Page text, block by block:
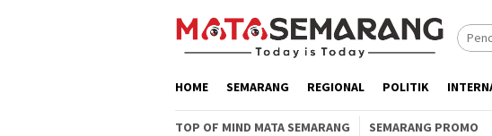
HOME SEMARANG REGIONAL POLITIK
TOP OF MIND MATA SEMARANG SEMARANG PROMO